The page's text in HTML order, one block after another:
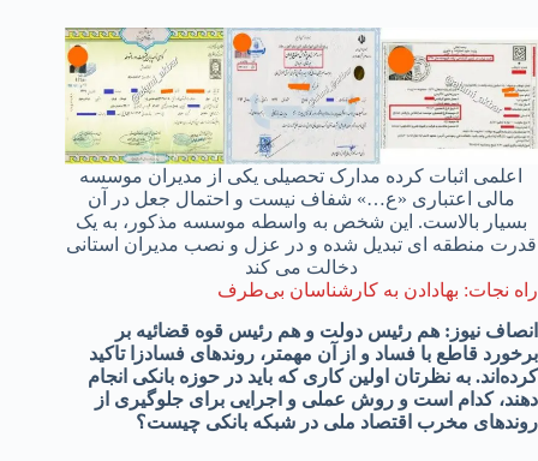
اعلمی اثبات کرده مدارک تحصیلی یکی از مدیران موسسه
مالی اعتباری «ع…» شفاف نیست و احتمال جعل در آن
بسیار بالاست. این شخص به واسطه موسسه مذکور، به یک
قدرت منطقه ای تبدیل شده و در عزل و نصب مدیران استانی
دخالت می کند
راه نجات: بهادادن به کارشناسان بی‌طرف
انصاف نیوز: هم رئیس دولت و هم رئیس قوه قضائیه بر
برخورد قاطع با فساد و از آن مهمتر، روندهای فسادزا تاکید
کرده‌اند. به نظرتان اولین کاری که باید در حوزه بانکی انجام
دهند، کدام است و روش عملی و اجرایی برای جلوگیری از
روندهای مخرب اقتصاد ملی در شبکه بانکی چیست؟